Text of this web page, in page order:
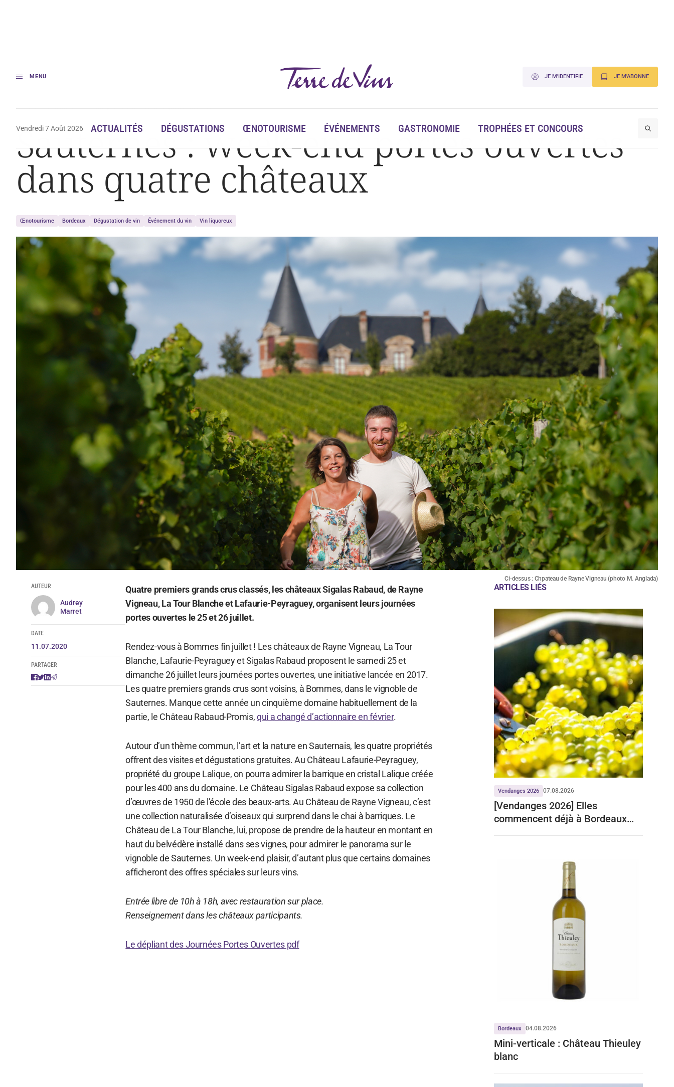
MENU JE M'IDENTIFIE JE M'ABONNE
Vendredi 7 Août 2026 ACTUALITÉS DÉGUSTATIONS ŒNOTOURISME ÉVÉNEMENTS GASTRONOMIE TROPHÉES ET CONCOURS
Accueil Sauternes : week-end portes ouvertes dans quatre châteaux
Sauternes : week-end portes ouvertes
dans quatre châteaux
Œnotourisme Bordeaux Dégustation de vin Événement du vin Vin liquoreux
Ci-dessus : Chpateau de Rayne Vigneau (photo M. Anglada)
AUTEUR
Audrey
Marret
DATE
11.07.2020
PARTAGER
Quatre premiers grands crus classés, les châteaux Sigalas Rabaud, de Rayne
Vigneau, La Tour Blanche et Lafaurie-Peyraguey, organisent leurs journées
portes ouvertes le 25 et 26 juillet.
Rendez-vous à Bommes fin juillet ! Les châteaux de Rayne Vigneau, La Tour
Blanche, Lafaurie-Peyraguey et Sigalas Rabaud proposent le samedi 25 et
dimanche 26 juillet leurs journées portes ouvertes, une initiative lancée en 2017.
Les quatre premiers grands crus sont voisins, à Bommes, dans le vignoble de
Sauternes. Manque cette année un cinquième domaine habituellement de la
partie, le Château Rabaud-Promis,qui a changé d’actionnaire en février.
Autour d’un thème commun, l’art et la nature en Sauternais, les quatre propriétés
offrent des visites et dégustations gratuites. Au Château Lafaurie-Peyraguey,
propriété du groupe Lalique, on pourra admirer la barrique en cristal Lalique créée
pour les 400 ans du domaine. Le Château Sigalas Rabaud expose sa collection
d’œuvres de 1950 de l’école des beaux-arts. Au Château de Rayne Vigneau, c’est
une collection naturalisée d’oiseaux qui surprend dans le chai à barriques. Le
Château de La Tour Blanche, lui, propose de prendre de la hauteur en montant en
haut du belvédère installé dans ses vignes, pour admirer le panorama sur le
vignoble de Sauternes. Un week-end plaisir, d’autant plus que certains domaines
afficheront des offres spéciales sur leurs vins.
Entrée libre de 10h à 18h, avec restauration sur place.
Renseignement dans les châteaux participants.
Le dépliant des Journées Portes Ouvertes pdf
ARTICLES LIÉS
Vendanges 2026 07.08.2026
[Vendanges 2026] Elles
commencent déjà à Bordeaux
Bordeaux 04.08.2026
Mini-verticale : Château Thieuley
blanc